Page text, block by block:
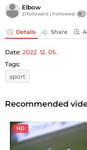
Elbow
21 followers | Followed:
Details Share
Date: 2022. 12. 05.
Tags:
sport
Recommended
HD